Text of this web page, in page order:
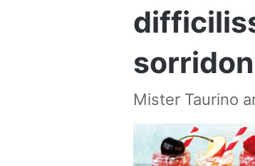
Mister Taurino